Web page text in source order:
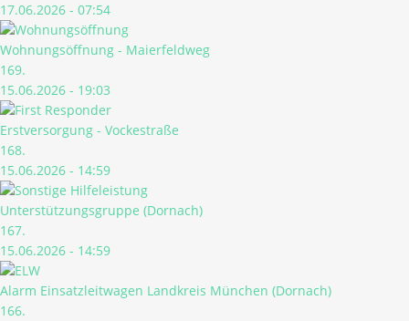
17.06.2026 - 07:54
Wohnungsöffnung - Maierfeldweg
169.
15.06.2026 - 19:03
Erstversorgung - Vockestraße
168.
15.06.2026 - 14:59
Unterstützungsgruppe (Dornach)
167.
15.06.2026 - 14:59
Alarm Einsatzleitwagen Landkreis München (Dornach)
166.